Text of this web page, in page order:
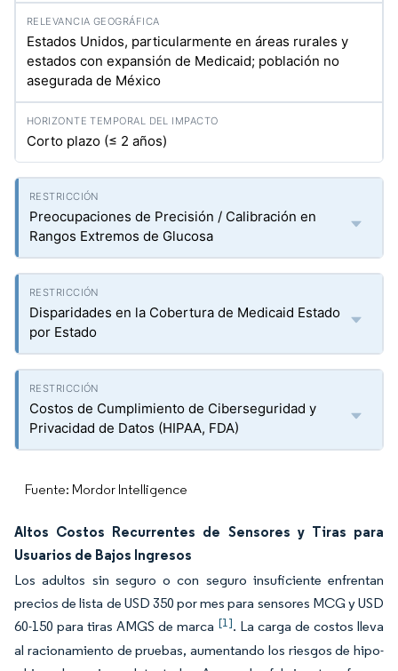
Estados Unidos, particularmente en áreas rurales y
estados con expansión de Medicaid; población no
asegurada de México
Corto plazo (≤ 2 años)
Preocupaciones de Precisión / Calibración en
Rangos Extremos de Glucosa
Disparidades en la Cobertura de Medicaid Estado
por Estado
Costos de Cumplimiento de Ciberseguridad y
Privacidad de Datos (HIPAA, FDA)
Fuente: Mordor Intelligence
Altos Costos Recurrentes de Sensores y Tiras para
Usuarios de Bajos Ingresos
Los adultos sin seguro o con seguro insuficiente enfrentan
precios de lista de USD 350 por mes para sensores MCG y USD
60-150 para tiras AMGS de marca [1]. La carga de costos lleva
al racionamiento de pruebas, aumentando los riesgos de hipo-